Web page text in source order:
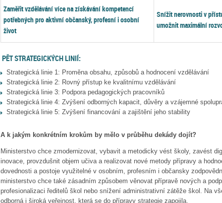
Zaměřit vzdělávání více na získávání kompetencí
potřebných pro aktivní občanský, profesní i osobní
život
Snížit nerovnosti v
umožnit maximální
PĚT STRATEGICKÝCH LINIÍ:
Strategická linie 1: Proměna obsahu, způsobů a hodnocení vzdělávání
Strategická linie 2: Rovný přístup ke kvalitnímu vzdělávání
Strategická linie 3: Podpora pedagogických pracovníků
Strategická linie 4: Zvýšení odborných kapacit, důvěry a vzájemné
Strategická linie 5: Zvýšení financování a zajištění jeho stability
A k jakým konkrétním krokům by mělo v průběhu dekády dojít?
Ministerstvo chce zmodernizovat, vybavit a metodicky vést školy, zavést
inovace, provzdušnit objem učiva a realizovat nové metody přípravy a
dovednosti a postoje využitelné v osobním, profesním i občansky
ministerstvo chce také zásadním způsobem věnovat přípravě nových a
profesionalizaci ředitelů škol nebo snížení administrativní zátěže škol.
Na
odborná i široká veřejnost, která se do přípravy strategie zapojila.